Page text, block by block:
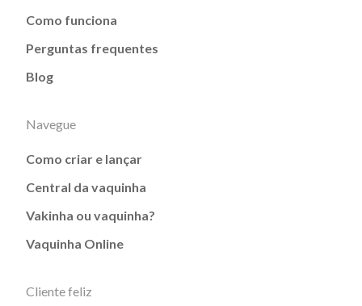
Como funciona
Perguntas frequentes
Blog
Navegue
Como criar e lançar
Central da vaquinha
Vakinha ou vaquinha?
Vaquinha Online
Cliente feliz